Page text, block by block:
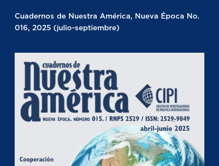
Cuadernos de Nuestra América, Nueva Época No.
016, 2025 (julio-septiembre)